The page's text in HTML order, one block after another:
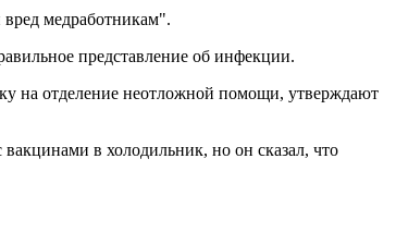
медработникам".
представление об инфекции.
на отделение неотложной помощи, утверждают
в холодильник, но он сказал, что